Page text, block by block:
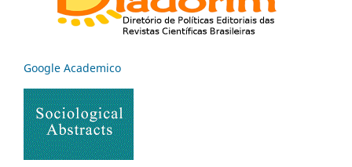
Google Academico